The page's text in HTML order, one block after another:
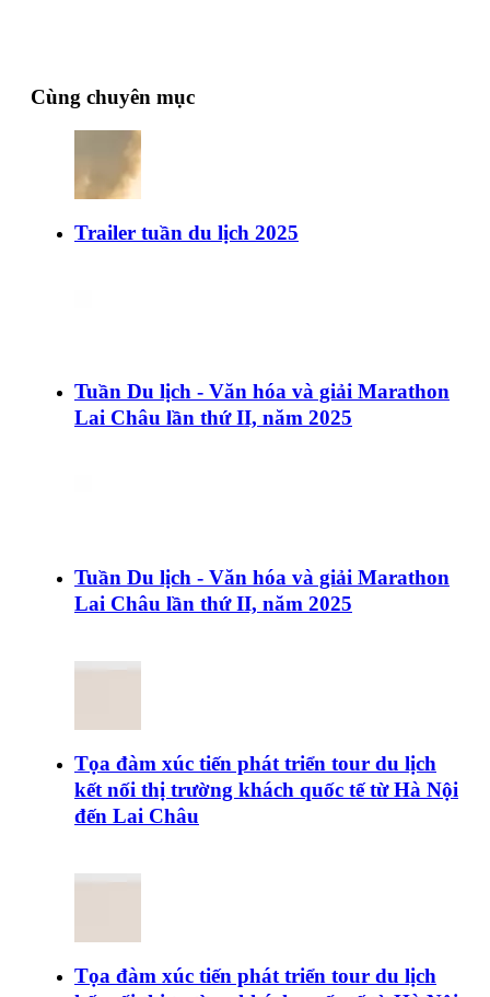
Cùng chuyên mục
Trailer tuần du lịch 2025
Tuần Du lịch - Văn hóa và giải Marathon
Lai Châu lần thứ II, năm 2025
Tuần Du lịch - Văn hóa và giải Marathon
Lai Châu lần thứ II, năm 2025
Tọa đàm xúc tiến phát triển tour du lịch
kết nối thị trường khách quốc tế từ Hà Nội
đến Lai Châu
Tọa đàm xúc tiến phát triển tour du lịch